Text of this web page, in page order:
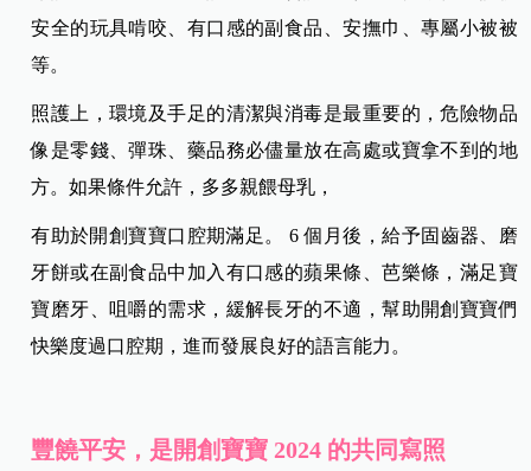
安全的玩具啃咬、有口感的副食品、安撫巾、專屬小被被
等。
照護上，環境及手足的清潔與消毒是最重要的，危險物品
像是零錢、彈珠、藥品務必儘量放在高處或寶拿不到的地
方。如果條件允許，多多親餵母乳，
有助於開創寶寶口腔期滿足。 6 個月後，給予固齒器、磨
牙餅或在副食品中加入有口感的蘋果條、芭樂條，滿足寶
寶磨牙、咀嚼的需求，緩解長牙的不適，幫助開創寶寶們
快樂度過口腔期，進而發展良好的語言能力。
豐饒平安，是開創寶寶 2024 的共同寫照